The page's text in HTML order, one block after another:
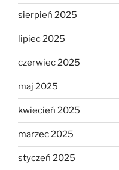
sierpień 2025
lipiec 2025
czerwiec 2025
maj 2025
kwiecień 2025
marzec 2025
styczeń 2025